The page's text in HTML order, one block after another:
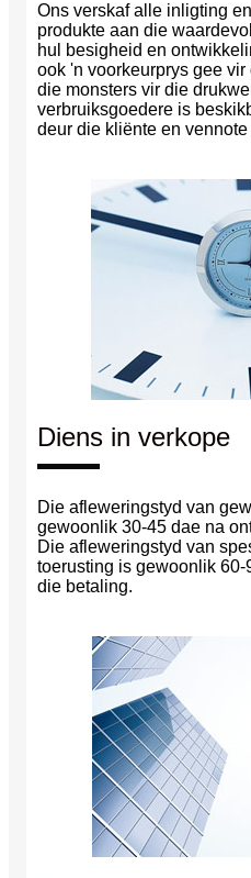
Ons verskaf alle inligting
produkte aan die
hul besigheid en
ook 'n voorkeurprys gee
die monsters vir die
verbruiksgoedere is
deur die kliënte en
Diens in verkope
Die afleweringstyd van
gewoonlik 30-45 dae na
Die afleweringstyd van
toerusting is gewoonlik
die betaling.